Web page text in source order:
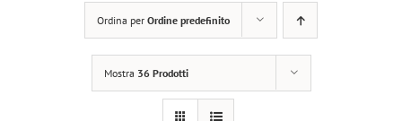
Ordina per Ordine predefinito
Mostra 36 Prodotti